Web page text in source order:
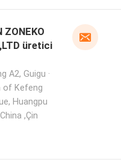
ZONEKO
üretici
A2, Guigu ·
of Kefeng
Huangpu
,Çin